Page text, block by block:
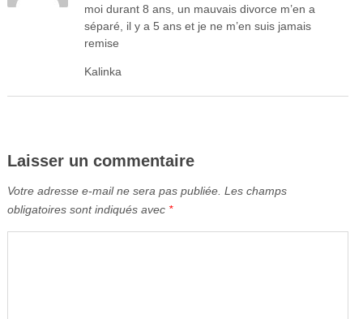
moi durant 8 ans, un mauvais divorce m’en a
séparé, il y a 5 ans et je ne m’en suis jamais
remise
Kalinka
Laisser un commentaire
Votre adresse e-mail ne sera pas publiée. Les champs
obligatoires sont indiqués avec *